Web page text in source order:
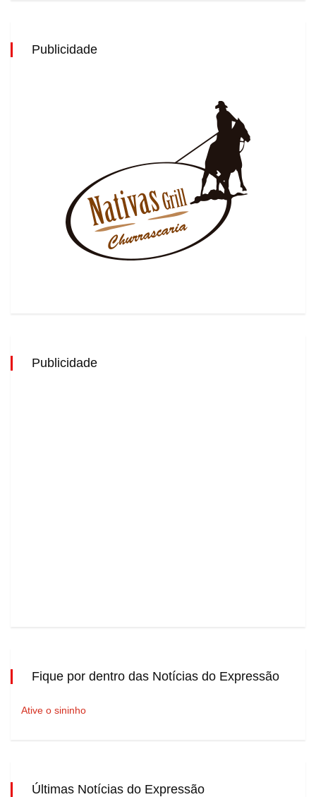
Publicidade
Publicidade
Fique por dentro das Notícias do Expressão
Ative o sininho
Últimas Notícias do Expressão